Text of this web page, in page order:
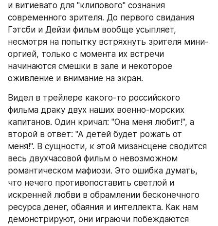
и витиевато для "клипового" сознания
современного зрителя. До первого свидания
Гэтсби и Дейзи фильм вообще усыпляет,
несмотря на попытку встряхнуть зрителя мини-
оргией, только с момента их встречи
начинаются смешки в зале и некоторое
оживление и внимание на экран.
Видел в трейлере какого-то российского
фильма драку двух наших военно-морских
капитанов. Один кричал: "Она меня любит!", а
второй в ответ: "А детей будет рожать от
меня!". В сущности, к этой мизансцене сводится
весь двухчасовой фильм о невозможном
романтическом мафиози. Это ошибка думать,
что нечего противопоставить светлой и
искренней любви в обрамлении бесконечного
ресурса денег, обаяния и интеллекта. Как нам
демонстрируют, они играючи побеждаются